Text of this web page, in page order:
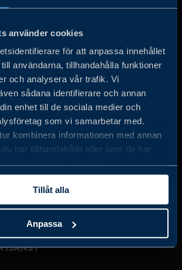
använder cookies
för att anpassa innehållet
användarna, tillhandahålla funktioner
och analysera vår trafik. Vi
sådana identifierare och annan
enhet till de sociala medier och
som vi samarbetar med.
kombinera informationen med annan
har tillhandahållit eller som de har
använt deras tjänster.
Tillåt alla
Anpassa
för att hjälpa svenska företag att
och internationella företag att
i Sverige.